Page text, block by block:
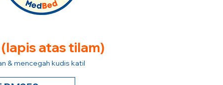
(lapis atas tilam)
& mencegah kudis katil